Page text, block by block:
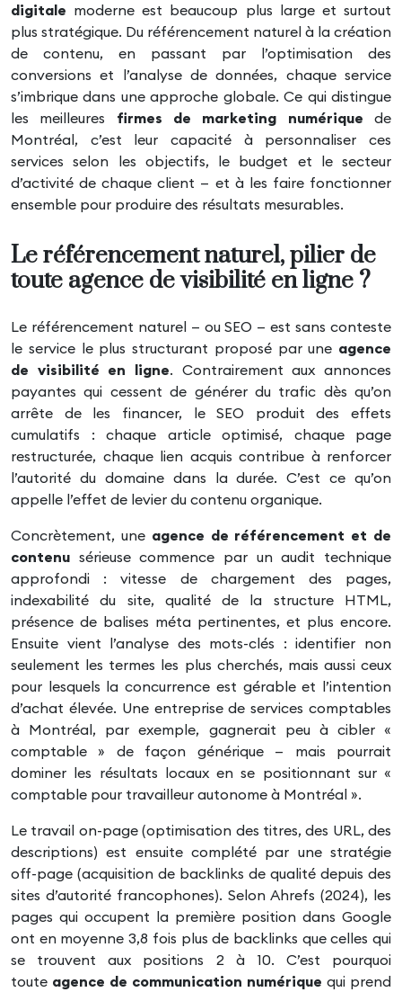
digitale moderne est beaucoup plus large et surtout
plus stratégique. Du référencement naturel à la création
de contenu, en passant par l’optimisation des
conversions et l’analyse de données, chaque service
s’imbrique dans une approche globale. Ce qui distingue
les meilleures firmes de marketing numérique de
Montréal, c’est leur capacité à personnaliser ces
services selon les objectifs, le budget et le secteur
d’activité de chaque client — et à les faire fonctionner
ensemble pour produire des résultats mesurables.
Le référencement naturel, pilier de
toute agence de visibilité en ligne ?
Le référencement naturel — ou SEO — est sans conteste
le service le plus structurant proposé par une agence
de visibilité en ligne. Contrairement aux annonces
payantes qui cessent de générer du trafic dès qu’on
arrête de les financer, le SEO produit des effets
cumulatifs : chaque article optimisé, chaque page
restructurée, chaque lien acquis contribue à renforcer
l’autorité du domaine dans la durée. C’est ce qu’on
appelle l’effet de levier du contenu organique.
Concrètement, une agence de référencement et de
contenu sérieuse commence par un audit technique
approfondi : vitesse de chargement des pages,
indexabilité du site, qualité de la structure HTML,
présence de balises méta pertinentes, et plus encore.
Ensuite vient l’analyse des mots-clés : identifier non
seulement les termes les plus cherchés, mais aussi ceux
pour lesquels la concurrence est gérable et l’intention
d’achat élevée. Une entreprise de services comptables
à Montréal, par exemple, gagnerait peu à cibler «
comptable » de façon générique — mais pourrait
dominer les résultats locaux en se positionnant sur «
comptable pour travailleur autonome à Montréal ».
Le travail on-page (optimisation des titres, des URL, des
descriptions) est ensuite complété par une stratégie
off-page (acquisition de backlinks de qualité depuis des
sites d’autorité francophones). Selon Ahrefs (2024), les
pages qui occupent la première position dans Google
ont en moyenne 3,8 fois plus de backlinks que celles qui
se trouvent aux positions 2 à 10. C’est pourquoi
toute agence de communication numérique qui prend